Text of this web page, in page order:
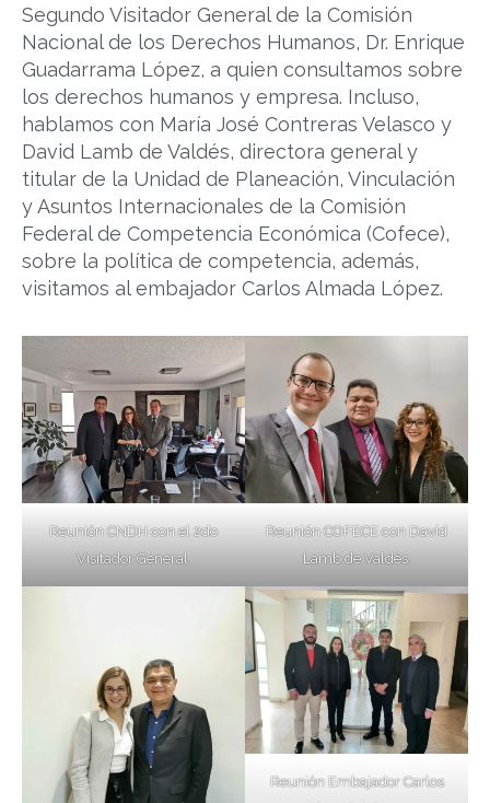
Segundo Visitador General de la Comisión
Nacional de los Derechos Humanos, Dr. Enrique
Guadarrama López, a quien consultamos sobre
los derechos humanos y empresa. Incluso,
hablamos con María José Contreras Velasco y
David Lamb de Valdés, directora general y
titular de la Unidad de Planeación, Vinculación
y Asuntos Internacionales de la Comisión
Federal de Competencia Económica (Cofece),
sobre la política de competencia, además,
visitamos al embajador Carlos Almada López.
Reunión CNDH con el 2do
Visitador General.
Reunión COFECE con David
Lamb de Valdés.
Reunión Embajador Carlos